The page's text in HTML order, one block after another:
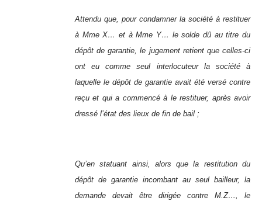
Attendu que, pour condamner la société à restituer
à Mme X… et à Mme Y… le solde dû au titre du
dépôt de garantie, le jugement retient que celles-ci
ont eu comme seul interlocuteur la société à
laquelle le dépôt de garantie avait été versé contre
reçu et qui a commencé à le restituer, après avoir
dressé l’état des lieux de fin de bail ;
Qu’en statuant ainsi, alors que la restitution du
dépôt de garantie incombant au seul bailleur, la
demande devait être dirigée contre M.Z…, le